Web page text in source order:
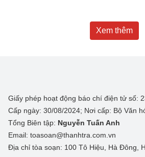
Xem thêm
Giấy phép hoạt động báo chí điện tử số:
Cấp ngày: 30/08/2024; Nơi cấp: Bộ Văn
Tổng Biên tập: Nguyễn Tuấn Anh
Email: toasoan@thanhtra.com.vn
Địa chỉ tòa soạn: 100 Tô Hiệu, Hà Đông,